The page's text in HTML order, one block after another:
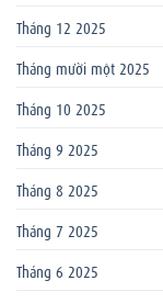
Tháng 12 2025
Tháng mười một 2025
Tháng 10 2025
Tháng 9 2025
Tháng 8 2025
Tháng 7 2025
Tháng 6 2025